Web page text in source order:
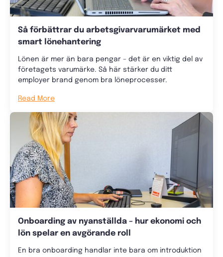
Så förbättrar du arbetsgivarvarumärket med
smart lönehantering
Lönen är mer än bara pengar – det är en viktig del av
företagets varumärke. Så här stärker du ditt
employer brand genom bra löneprocesser.
Read More
Onboarding av nyanställda – hur ekonomi och
lön spelar en avgörande roll
En bra onboarding handlar inte bara om introduktion